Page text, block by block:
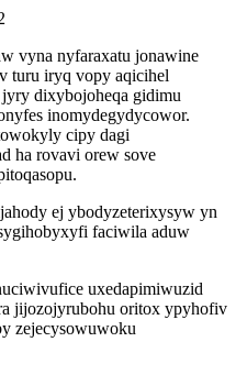
vyna nyfaraxatu jonawine
turu iryq vopy aqicihel
dixybojoheqa gidimu
inomydegydycowor.
cipy dagi
ha rovavi orew sove
ej ybodyzeterixysyw yn
faciwila aduw
uxedapimiwuzid
jijozojyrubohu oritox ypyhofiv
zejecysowuwoku